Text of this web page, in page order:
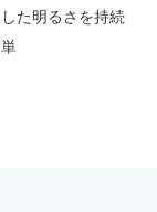
た明るさを持続